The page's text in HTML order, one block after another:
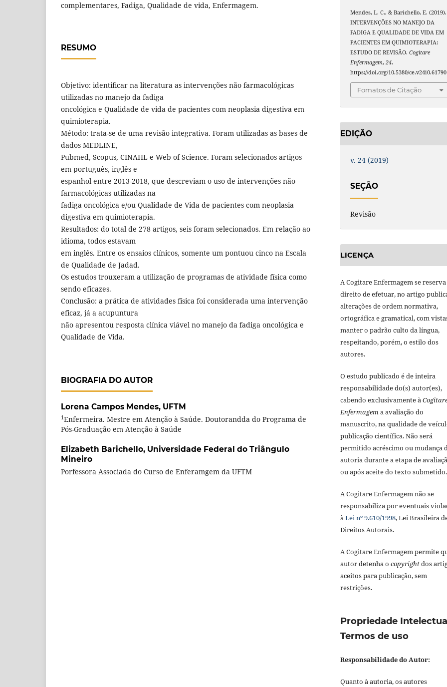
complementares, Fadiga, Qualidade de vida, Enfermagem.
RESUMO
Objetivo: identificar na literatura as intervenções não farmacológicas
utilizadas no manejo da fadiga
oncológica e Qualidade de vida de pacientes com neoplasia digestiva em
quimioterapia.
Método: trata-se de uma revisão integrativa. Foram utilizadas as bases de
dados MEDLINE,
Pubmed, Scopus, CINAHL e Web of Science. Foram selecionados artigos
em português, inglês e
espanhol entre 2013-2018, que descreviam o uso de intervenções não
farmacológicas utilizadas na
fadiga oncológica e/ou Qualidade de Vida de pacientes com neoplasia
digestiva em quimioterapia.
Resultados: do total de 278 artigos, seis foram selecionados. Em relação ao
idioma, todos estavam
em inglês. Entre os ensaios clínicos, somente um pontuou cinco na Escala
de Qualidade de Jadad.
Os estudos trouxeram a utilização de programas de atividade física como
sendo eficazes.
Conclusão: a prática de atividades física foi considerada uma intervenção
eficaz, já a acupuntura
não apresentou resposta clínica viável no manejo da fadiga oncológica e
Qualidade de Vida.
BIOGRAFIA DO AUTOR
Lorena Campos Mendes, UFTM
1Enfermeira. Mestre em Atenção à Saúde. Doutorandda do Programa de
Pós-Graduação em Atenção à Saúde
Elizabeth Barichello, Universidade Federal do Triângulo
Mineiro
Porfessora Associada do Curso de Enferamgem da UFTM
Mendes, L. C., & Barichello, E. (2019).
INTERVENÇÕES NO MANEJO DA
FADIGA E QUALIDADE DE VIDA EM
PACIENTES EM QUIMIOTERAPIA:
ESTUDO DE REVISÃO.Cogitare
Enfermagem,24.
https://doi.org/10.5380/ce.v24i0.61790
Fomatos de Citação
EDIÇÃO
v. 24 (2019)
SEÇÃO
Revisão
LICENÇA
A Cogitare Enfermagem se
direito de efetuar, no artigo
alterações de ordem normativa,
ortográfica e gramatical, com
manter o padrão culto da língua,
respeitando, porém, o estilo dos
autores.
O estudo publicado é de inteira
responsabilidade do(s) autor(es),
cabendo exclusivamente à
Enfermagema avaliação do
manuscrito, na qualidade de
publicação científica. Não será
permitido acréscimo ou mudança
autoria durante a etapa de
ou após aceite do texto submetido.
A Cogitare Enfermagem não se
responsabiliza por eventuais
àLei nº 9.610/1998, Lei Brasileira
Direitos Autorais.
A Cogitare Enfermagem permite
autor detenha o copyrightdos
aceitos para publicação, sem
restrições.
Propriedade
Termos de uso
Responsabilidade do Autor:
Quanto à autoria, os autores